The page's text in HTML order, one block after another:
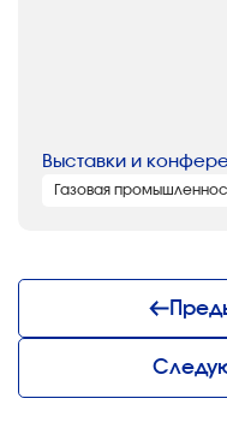
Выставки и
Газовая